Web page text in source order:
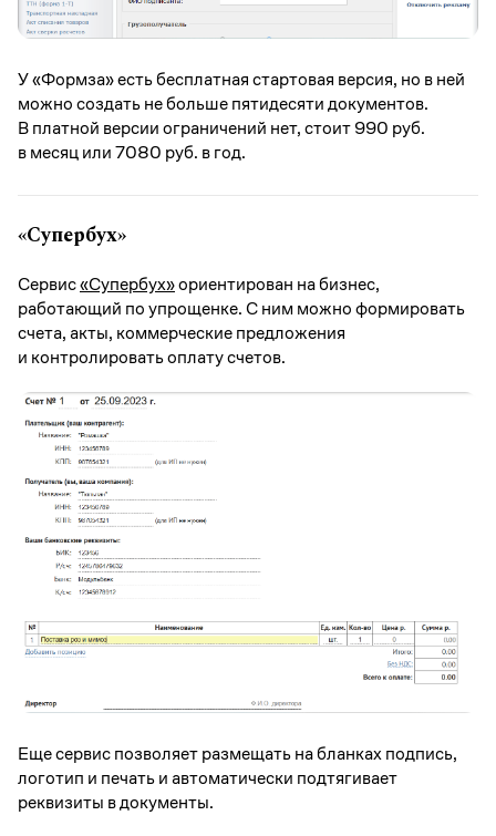
У «Формза» есть бесплатная стартовая версия, но в ней
можно создать не больше пятидесяти документов.
В платной версии ограничений нет, стоит 990 руб.
в месяц или 7080 руб. в год.
«Супербух»
Сервис«Супербух»ориентирован на бизнес,
работающий по упрощенке. С ним можно формировать
счета, акты, коммерческие предложения
и контролировать оплату счетов.
Еще сервис позволяет размещать на бланках подпись,
логотип и печать и автоматически подтягивает
реквизиты в документы.